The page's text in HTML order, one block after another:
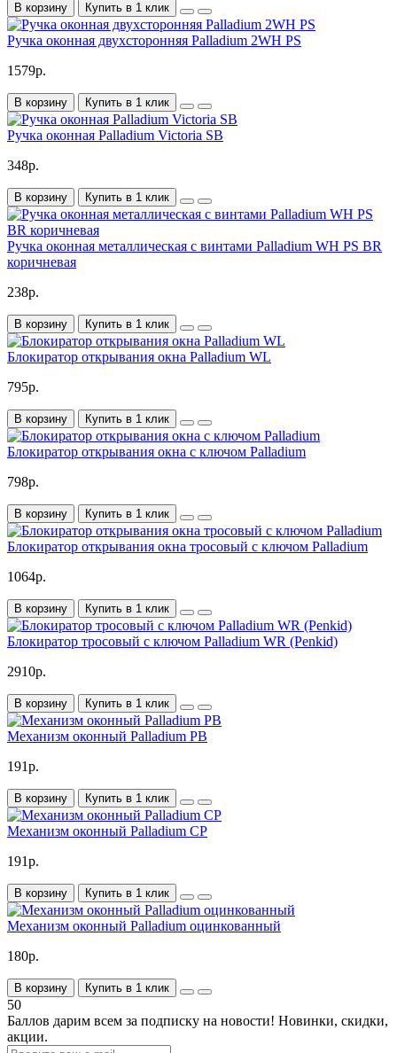
В корзину Купить в 1 клик
Ручка оконная двухсторонняя Palladium 2WH PS
1579р.
В корзину Купить в 1 клик
Ручка оконная Palladium Victoria SB
348р.
В корзину Купить в 1 клик
Ручка оконная металлическая с винтами Palladium WH PS BR
коричневая
238р.
В корзину Купить в 1 клик
Блокиратор открывания окна Palladium WL
795р.
В корзину Купить в 1 клик
Блокиратор открывания окна с ключом Palladium
798р.
В корзину Купить в 1 клик
Блокиратор открывания окна тросовый с ключом Palladium
1064р.
В корзину Купить в 1 клик
Блокиратор тросовый с ключом Palladium WR (Penkid)
2910р.
В корзину Купить в 1 клик
Механизм оконный Palladium PB
191р.
В корзину Купить в 1 клик
Механизм оконный Palladium CP
191р.
В корзину Купить в 1 клик
Механизм оконный Palladium оцинкованный
180р.
В корзину Купить в 1 клик
50
Баллов дарим всем за подписку на новости! Новинки, скидки,
акции.